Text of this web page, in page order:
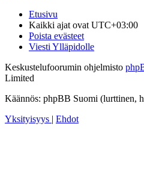
Etusivu
Kaikki ajat ovat UTC+03:00
Poista evästeet
Viesti Ylläpidolle
Keskustelufoorumin ohjelmisto
Limited
Käännös: phpBB Suomi (lurttinen,
Yksityisyys | Ehdot